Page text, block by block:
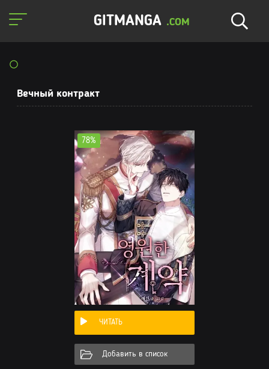
GITMANGA .COM
Вечный контракт
78%
ЧИТАТЬ
Добавить в список